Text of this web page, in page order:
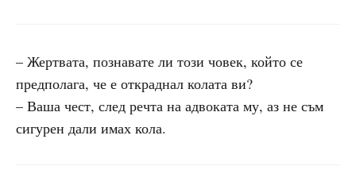
– Жертвата, познавате ли този човек, който се
предполага, че е откраднал колата ви?
– Ваша чест, след речта на адвоката му, аз не съм
сигурен дали имах кола.